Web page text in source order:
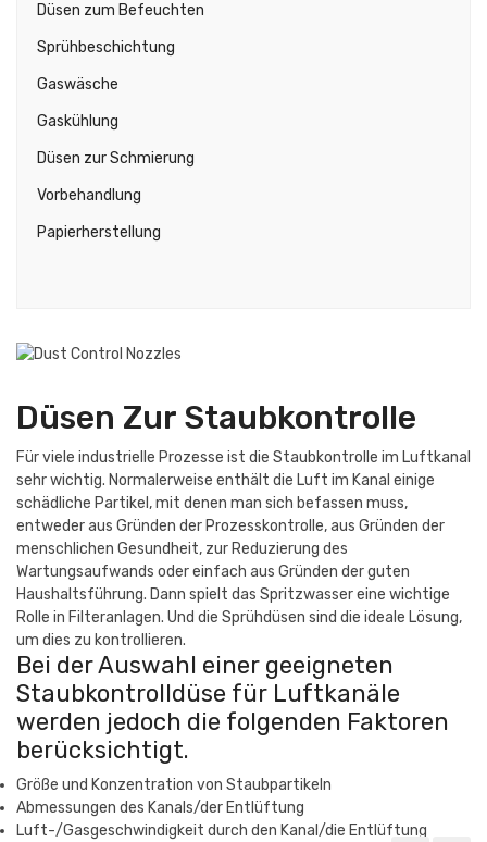
Düsen zum Befeuchten
Sprühbeschichtung
Gaswäsche
Gaskühlung
Düsen zur Schmierung
Vorbehandlung
Papierherstellung
Düsen Zur Staubkontrolle
Für viele industrielle Prozesse ist die Staubkontrolle im Luftkanal
sehr wichtig. Normalerweise enthält die Luft im Kanal einige
schädliche Partikel, mit denen man sich befassen muss,
entweder aus Gründen der Prozesskontrolle, aus Gründen der
menschlichen Gesundheit, zur Reduzierung des
Wartungsaufwands oder einfach aus Gründen der guten
Haushaltsführung. Dann spielt das Spritzwasser eine wichtige
Rolle in Filteranlagen. Und die Sprühdüsen sind die ideale Lösung,
um dies zu kontrollieren.
Bei der Auswahl einer geeigneten
Staubkontrolldüse für Luftkanäle
werden jedoch die folgenden Faktoren
berücksichtigt.
Größe und Konzentration von Staubpartikeln
Abmessungen des Kanals/der Entlüftung
Luft-/Gasgeschwindigkeit durch den Kanal/die Entlüftung